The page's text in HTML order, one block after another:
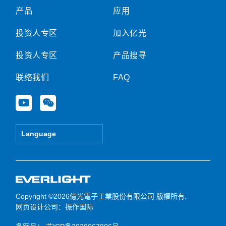
产品
投资人专区
投资人专区
联络我们
Y
o
u
e
W
e
i
Language
应用
加入亿光
产品搜寻
FAQ
Copyright ©2026億光電子工業股份有限公司 版權所有.
网页设计公司 ：振作国际